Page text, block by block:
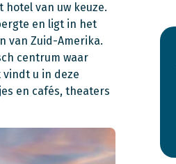
van uw keuze.
en ligt in het
van Zuid-Amerika.
centrum waar
u in deze
en cafés, theaters